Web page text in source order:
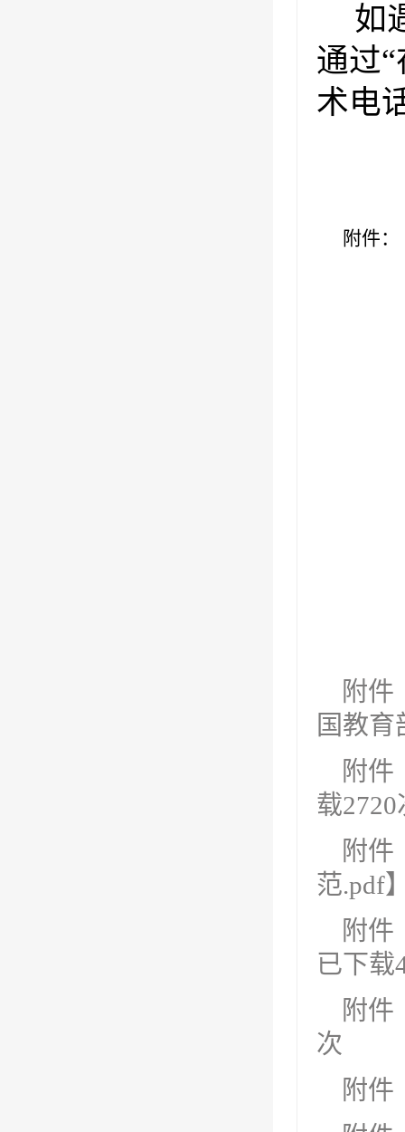
如
通过
术电
附件：
附件
国教育
附件
载2720
附件
范.pdf
附件
已下载
附件
次
附件